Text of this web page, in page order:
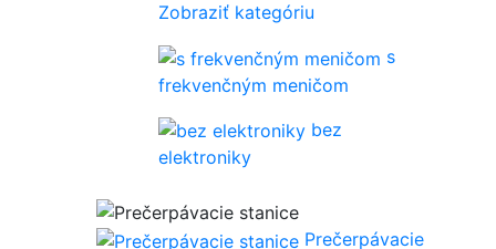
Zobraziť kategóriu
s
frekvenčným meničom
bez
elektroniky
Prečerpávacie